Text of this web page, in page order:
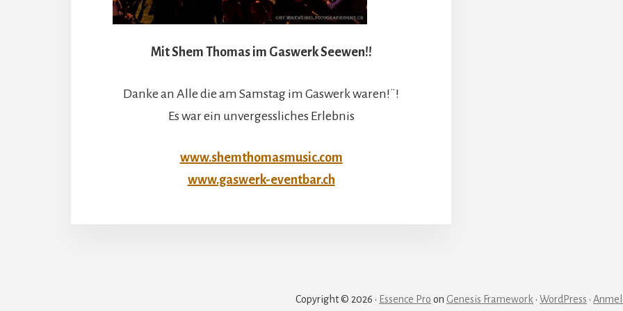
Mit Shem Thomas im Gaswerk Seewen!!
Danke an Alle die am Samstag im Gaswerk waren!¨!
Es war ein unvergessliches Erlebnis
www.shemthomasmusic.com
www.gaswerk-eventbar.ch
Copyright © 2026 · Essence Pro on Genesis Framework · WordPress ·